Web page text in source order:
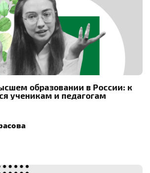
образовании в России: к
ученикам и педагогам